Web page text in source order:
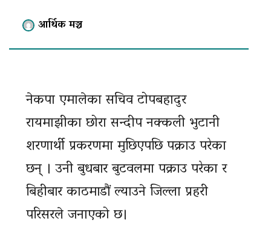
आर्थिक मञ्च
नेकपा एमालेका सचिव टोपबहादुर
रायमाझीका छोरा सन्दीप नक्कली भुटानी
शरणार्थी प्रकरणमा मुछिएपछि पक्राउ परेका
छन् । उनी बुधबार बुटवलमा पक्राउ परेका र
बिहीबार काठमाडौं ल्याउने जिल्ला प्रहरी
परिसरले जनाएको छ।